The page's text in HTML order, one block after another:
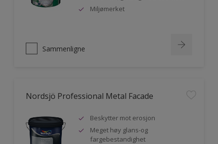
Miljømerket
Sammenligne
Nordsjö Professional Metal Facade
Beskytter mot erosjon
Meget høy glans-og
fargebestandighet